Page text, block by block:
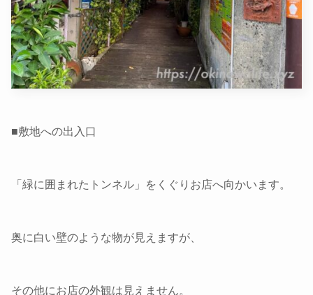
■敷地への出入口
「緑に囲まれたトンネル」をくぐりお店へ向かいます。
奥に白い壁のような物が見えますが、
その他にお店の外観は見えません。